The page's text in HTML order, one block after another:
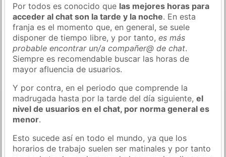
Por todos es conocido que las mejores horas para
acceder al chat son la tarde y la noche. En esta
franja es el momento que, en general, se suele
disponer de tiempo libre, y por tanto,es más
probable encontrar un/a compañer@ de chat.
Siempre es recomendable buscar las horas de
mayor afluencia de usuarios.
Y por contra, en el periodo que comprende la
madrugada hasta por la tarde del día siguiente,el
nivel de usuarios en el chat, por norma general es
menor.
Esto sucede así en todo el mundo, ya que los
horarios de trabajo suelen ser matinales y por tanto